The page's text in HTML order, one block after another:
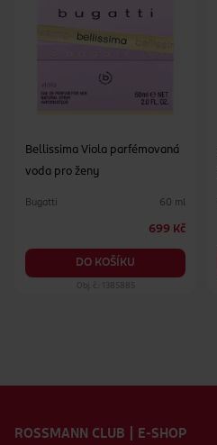
Bellissima Viola parfémovaná
voda pro ženy
Bugatti 60 ml
699 Kč
DO KOŠÍKU
Obj. č.: 1385885
ROSSMANN CLUB | E-SHOP